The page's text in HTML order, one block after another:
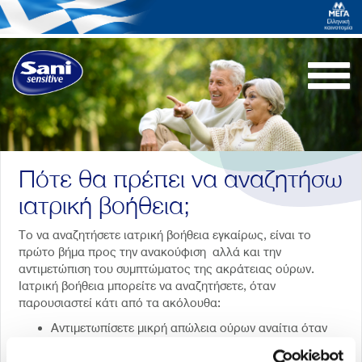
Πότε θα πρέπει να αναζητήσω
ιατρική βοήθεια;
Το να αναζητήσετε ιατρική βοήθεια εγκαίρως, είναι το
πρώτο βήμα προς την ανακούφιση αλλά και την
αντιμετώπιση του συμπτώματος της ακράτειας ούρων.
Ιατρική βοήθεια μπορείτε να αναζητήσετε, όταν
παρουσιαστεί κάτι από τα ακόλουθα:
Αντιμετωπίσετε μικρή απώλεια ούρων αναίτια όταν